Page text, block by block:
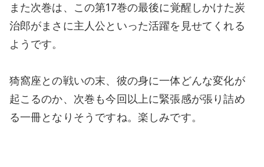
また次巻は、この第17巻の最後に覚醒しかけた炭
治郎がまさに主人公といった活躍を見せてくれる
ようです。
猗窩座との戦いの末、彼の身に一体どんな変化が
起こるのか、次巻も今回以上に緊張感が張り詰め
る一冊となりそうですね。楽しみです。